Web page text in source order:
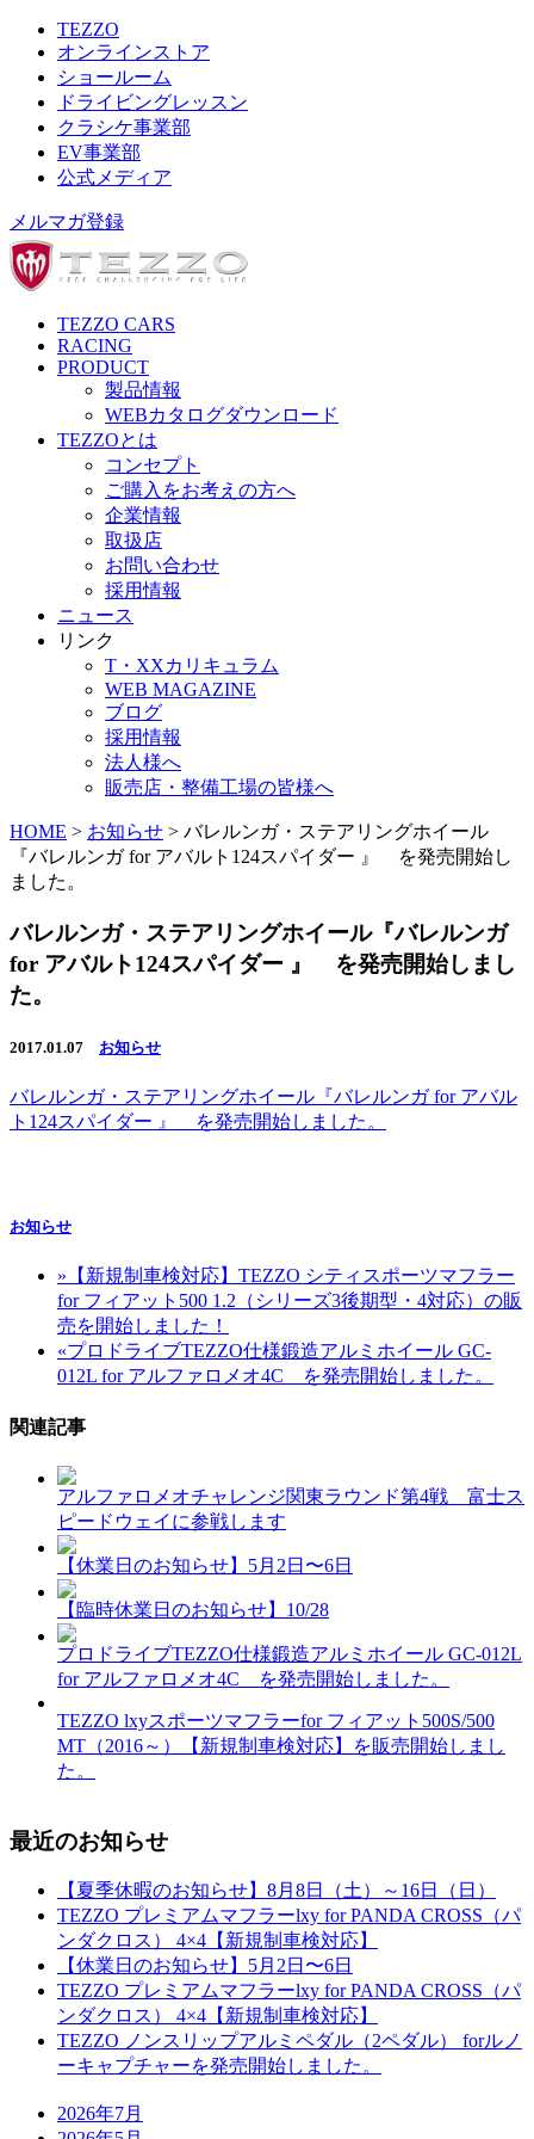
TEZZO
オンラインストア
ショールーム
ドライビングレッスン
クラシケ事業部
EV事業部
公式メディア
メルマガ登録
TEZZO CARS
RACING
PRODUCT
製品情報
WEBカタログダウンロード
TEZZOとは
コンセプト
ご購入をお考えの方へ
企業情報
取扱店
お問い合わせ
採用情報
ニュース
リンク
T・XXカリキュラム
WEB MAGAZINE
ブログ
採用情報
法人様へ
販売店・整備工場の皆様へ
HOME > お知らせ > バレルンガ・ステアリングホイール
『バレルンガ for アバルト124スパイダー 』 を発売開始し
ました。
バレルンガ・ステアリングホイール『バレルンガ
for アバルト124スパイダー 』 を発売開始しまし
た。
2017.01.07 お知らせ
バレルンガ・ステアリングホイール『バレルンガ for アバル
ト124スパイダー 』 を発売開始しました。
お知らせ
» 【新規制車検対応】TEZZO シティスポーツマフラー
for フィアット500 1.2（シリーズ3後期型・4対応）の販
売を開始しました！
«プロドライブTEZZO仕様鍛造アルミホイール GC-
012L for アルファロメオ4C を発売開始しました。
関連記事
アルファロメオチャレンジ関東ラウンド第4戦 富士ス
ピードウェイに参戦します
【休業日のお知らせ】5月2日〜6日
【臨時休業日のお知らせ】10/28
プロドライブTEZZO仕様鍛造アルミホイール GC-012L
for アルファロメオ4C を発売開始しました。
TEZZO lxyスポーツマフラーfor フィアット500S/500
MT（2016～）【新規制車検対応】を販売開始しまし
た。
最近のお知らせ
【夏季休暇のお知らせ】8月8日（土）～16日（日）
TEZZO プレミアムマフラーlxy for PANDA CROSS（パ
ンダクロス） 4×4【新規制車検対応】
【休業日のお知らせ】5月2日〜6日
TEZZO プレミアムマフラーlxy for PANDA CROSS（パ
ンダクロス） 4×4【新規制車検対応】
TEZZO ノンスリップアルミペダル（2ペダル） forルノ
ーキャプチャーを発売開始しました。
2026年7月